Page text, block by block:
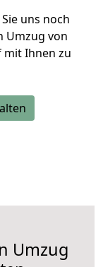
uns noch
Umzug von
mit Ihnen zu
Umzug